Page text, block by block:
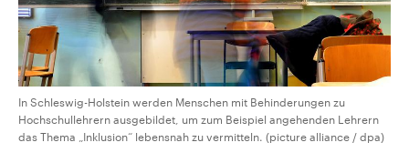
In Schleswig-Holstein werden Menschen mit Behinderungen zu
Hochschullehrern ausgebildet, um zum Beispiel angehenden Lehrern
das Thema „Inklusion“ lebensnah zu vermitteln. (picture alliance / dpa)